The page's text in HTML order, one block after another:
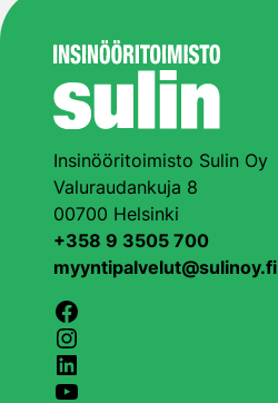
Insinööritoimisto Sulin Oy
Valuraudankuja 8
00700 Helsinki
+358 9 3505 700
myyntipalvelut@sulinoy.fi
Facebook
Instagram
LinkedIn
YouTube